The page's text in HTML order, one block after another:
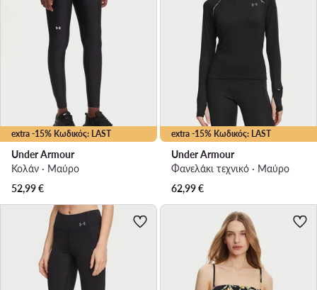
extra -15% Κωδικός: LAST
Under Armour
Κολάν · Μαύρο
52,99€
extra -15% Κωδικός: LAST
Under Armour
Φανελάκι τεχνικό · Μαύρο
62,99€